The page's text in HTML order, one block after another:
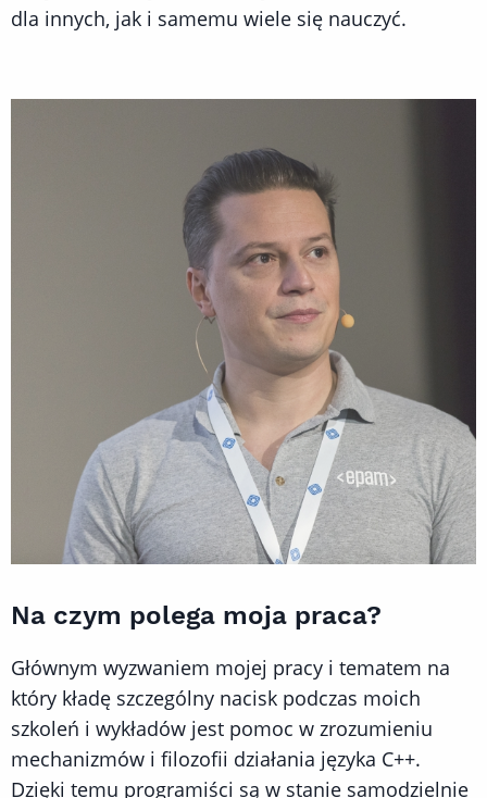
dla innych, jak i samemu wiele się nauczyć.
Na czym polega moja praca?
Głównym wyzwaniem mojej pracy i tematem na
który kładę szczególny nacisk podczas moich
szkoleń i wykładów jest pomoc w zrozumieniu
mechanizmów i filozofii działania języka C++.
Dzięki temu programiści są w stanie samodzielnie